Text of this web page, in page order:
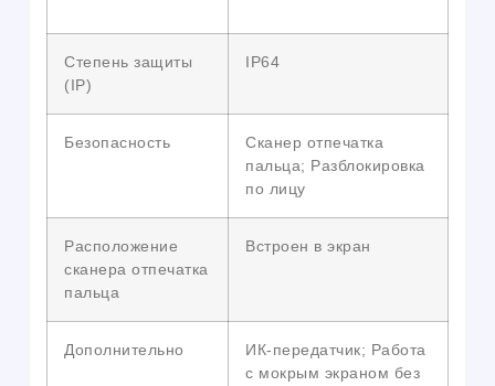
Степень защиты
(IP)
IP64
Безопасность
Сканер отпечатка
пальца; Разблокировка
по лицу
Расположение
сканера отпечатка
пальца
Встроен в экран
Дополнительно
ИК-передатчик; Работа
с мокрым экраном без